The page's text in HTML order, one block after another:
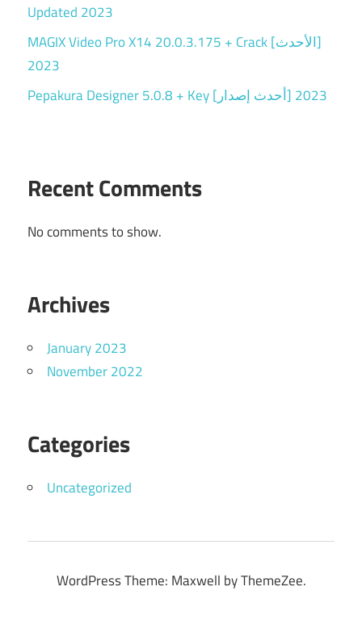
Updated 2023
MAGIX Video Pro X14 20.0.3.175 + Crack [الأحدث]
2023
Pepakura Designer 5.0.8 + Key [أحدث إصدار] 2023
Recent Comments
No comments to show.
Archives
January 2023
November 2022
Categories
Uncategorized
WordPress Theme: Maxwell by ThemeZee.